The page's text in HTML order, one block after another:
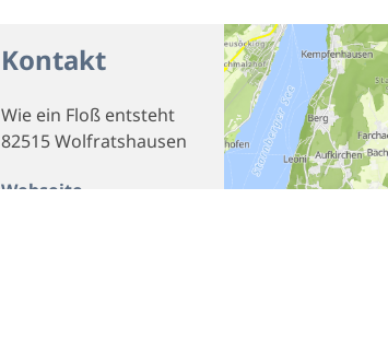
Kontakt
Wie ein Floß entsteht
82515 Wolfratshausen
Webseite